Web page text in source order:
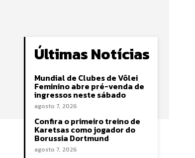
Últimas Notícias
Mundial de Clubes de Vôlei
Feminino abre pré-venda de
ingressos neste sábado
agosto 7, 2026
Confira o primeiro treino de
Karetsas como jogador do
Borussia Dortmund
agosto 7, 2026